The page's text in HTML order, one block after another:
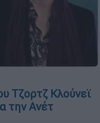
Τζορτζ Κλούνεϊ
την Ανέτ